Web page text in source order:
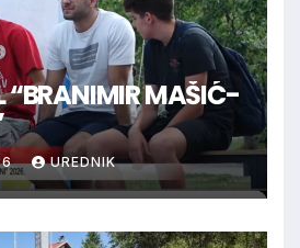
“BRANIMIR MAŠIĆ-
UREDNIK